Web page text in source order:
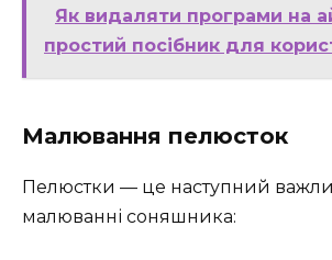
Як видаляти програми на
простий посібник для
Малювання пелюсток
Пелюстки — це наступний
малюванні соняшника: